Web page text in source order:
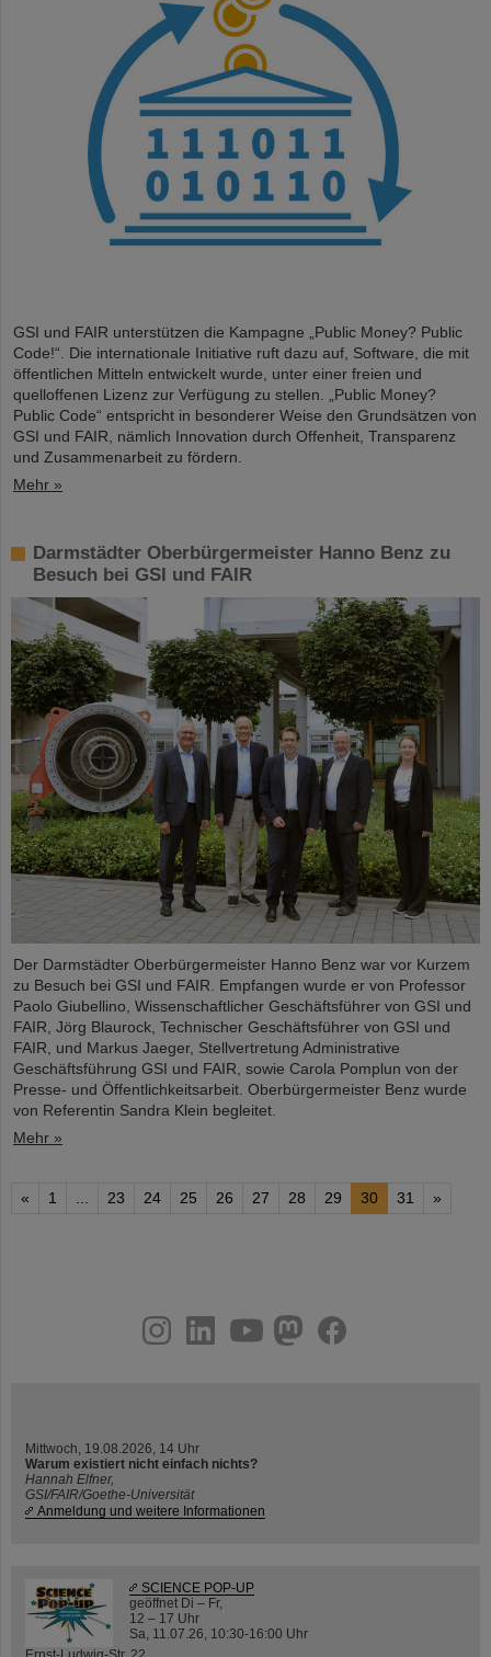
GSI und FAIR unterstützen die Kampagne „Public Money? Public
Code!“. Die internationale Initiative ruft dazu auf, Software, die mit
öffentlichen Mitteln entwickelt wurde, unter einer freien und
quelloffenen Lizenz zur Verfügung zu stellen. „Public Money?
Public Code“ entspricht in besonderer Weise den Grundsätzen von
GSI und FAIR, nämlich Innovation durch Offenheit, Transparenz
und Zusammenarbeit zu fördern.
Mehr »
Darmstädter Oberbürgermeister Hanno Benz zu
Besuch bei GSI und FAIR
Der Darmstädter Oberbürgermeister Hanno Benz war vor Kurzem
zu Besuch bei GSI und FAIR. Empfangen wurde er von Professor
Paolo Giubellino, Wissenschaftlicher Geschäftsführer von GSI und
FAIR, Jörg Blaurock, Technischer Geschäftsführer von GSI und
FAIR, und Markus Jaeger, Stellvertretung Administrative
Geschäftsführung GSI und FAIR, sowie Carola Pomplun von der
Presse- und Öffentlichkeitsarbeit. Oberbürgermeister Benz wurde
von Referentin Sandra Klein begleitet.
Mehr »
« 1 23 24 25 26 27 28 29 30 31 »
youtube
helmholtz.social
facebook
Mittwoch, 19.08.2026, 14 Uhr
Warum existiert nicht einfach nichts?
Hannah Elfner,
GSI/FAIR/Goethe-Universität
Anmeldung und weitere Informationen
SCIENCE POP-UP
geöffnet Di – Fr,
12 – 17 Uhr
Sa, 11.07.26, 10:30-16:00 Uhr